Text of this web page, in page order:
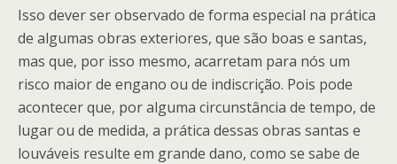
Isso dever ser observado de forma especial na prática
de algumas obras exteriores, que são boas e santas,
mas que, por isso mesmo, acarretam para nós um
risco maior de engano ou de indiscrição. Pois pode
acontecer que, por alguma circunstância de tempo, de
lugar ou de medida, a prática dessas obras santas e
louváveis resulte em grande dano, como se sabe de